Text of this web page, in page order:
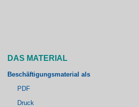
DAS MATERIAL
Beschäftigungsmaterial als
PDF
Druck